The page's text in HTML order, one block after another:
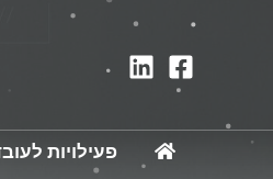
פעילויות